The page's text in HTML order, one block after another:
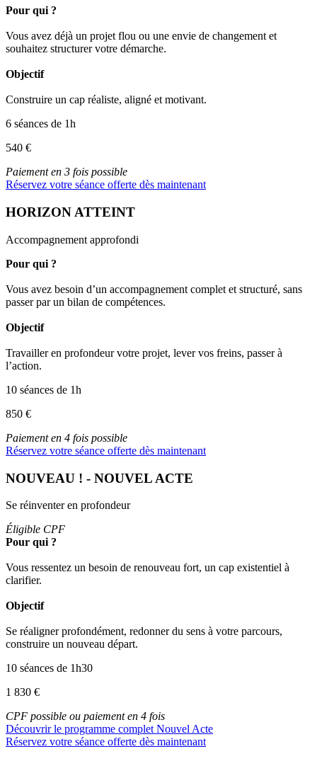
Pour qui ?
Vous avez déjà un projet flou ou une envie de changement et
souhaitez structurer votre démarche.
Objectif
Construire un cap réaliste, aligné et motivant.
6 séances de 1h
540 €
Paiement en 3 fois possible
Réservez votre séance offerte dès maintenant
HORIZON ATTEINT
Accompagnement approfondi
Pour qui ?
Vous avez besoin d’un accompagnement complet et structuré, sans
passer par un bilan de compétences.
Objectif
Travailler en profondeur votre projet, lever vos freins, passer à
l’action.
10 séances de 1h
850 €
Paiement en 4 fois possible
Réservez votre séance offerte dès maintenant
NOUVEAU ! - NOUVEL ACTE
Se réinventer en profondeur
Éligible CPF
Pour qui ?
Vous ressentez un besoin de renouveau fort, un cap existentiel à
clarifier.
Objectif
Se réaligner profondément, redonner du sens à votre parcours,
construire un nouveau départ.
10 séances de 1h30
1 830 €
CPF possible ou paiement en 4 fois
Découvrir le programme complet Nouvel Acte
Réservez votre séance offerte dès maintenant